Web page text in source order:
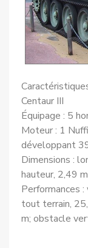
Centaur III
Équipage : 5
Moteur : 1
développant
Dimensions :
hauteur, 2,49
Performances
tout terrain,
m; obstacle